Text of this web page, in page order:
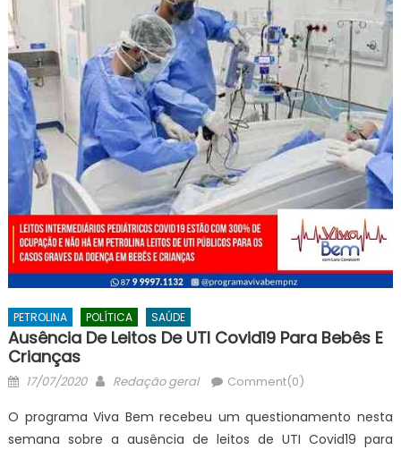
PETROLINA POLÍTICA SAÚDE
Ausência De Leitos De UTI Covid19 Para Bebês E
Crianças
Posted
17/07/2020 Author
Redação geral Comment(0)
O programa Viva Bem recebeu um questionamento nesta
semana sobre a ausência de leitos de UTI Covid19 para